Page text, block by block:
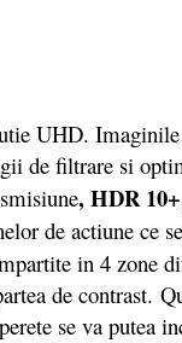
UHD.
de filtrare si
, HDR
de actiune ce
in 4 zone
de contrast.
se va putea